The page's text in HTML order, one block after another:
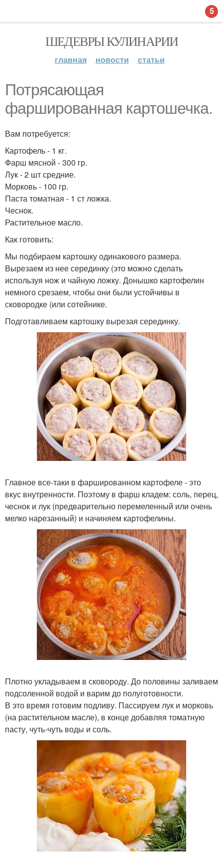
ШЕДЕВРЫ КУЛИНАРИИ
главная новости статьи
Потрясающая
фаршированная картошечка.
Вам потребуется:
Картофель - 1 кг.
Фарш мясной - 300 гр.
Лук - 2 шт средние.
Морковь - 100 гр.
Паста томатная - 1 ст ложка.
Чеснок.
Растительное масло.
Как готовить:
Мы подбираем картошку одинакового размера.
Вырезаем из нее серединку (это можно сделать
используя нож и чайную ложку. Донышко картофелин
немного срезаем, чтобы они были устойчивы в
сковородке (или сотейнике.
Подготавливаем картошку вырезая серединку.
Главное все-таки в фаршированном картофеле - это
вкус внутренности. Поэтому в фарш кладем: соль, перец,
чеснок и лук (предварительно перемеленный или очень
мелко нарезанный) и начиняем картофелины.
Плотно укладываем в сковороду. До половины заливаем
подсоленной водой и варим до полуготовности.
В это время готовим подливу. Пассируем лук и морковь
(на растительном масле), в конце добавляя томатную
пасту, чуть-чуть воды и соль.
5